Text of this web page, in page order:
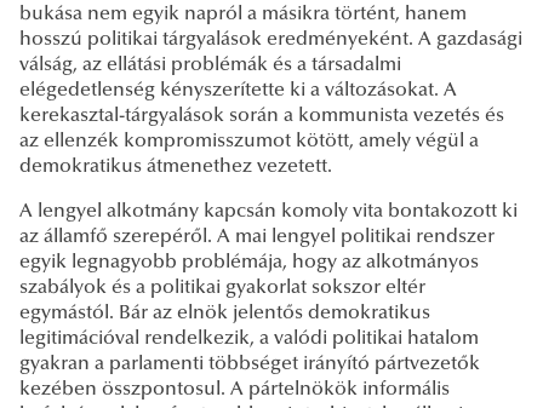
bukása nem egyik napról a másikra történt, hanem
hosszú politikai tárgyalások eredményeként. A gazdasági
válság, az ellátási problémák és a társadalmi
elégedetlenség kényszerítette ki a változásokat. A
kerekasztal-tárgyalások során a kommunista vezetés és
az ellenzék kompromisszumot kötött, amely végül a
demokratikus átmenethez vezetett.
A lengyel alkotmány kapcsán komoly vita bontakozott ki
az államfő szerepéről. A mai lengyel politikai rendszer
egyik legnagyobb problémája, hogy az alkotmányos
szabályok és a politikai gyakorlat sokszor eltér
egymástól. Bár az elnök jelentős demokratikus
legitimációval rendelkezik, a valódi politikai hatalom
gyakran a parlamenti többséget irányító pártvezetők
kezében összpontosul. A pártelnökök informális